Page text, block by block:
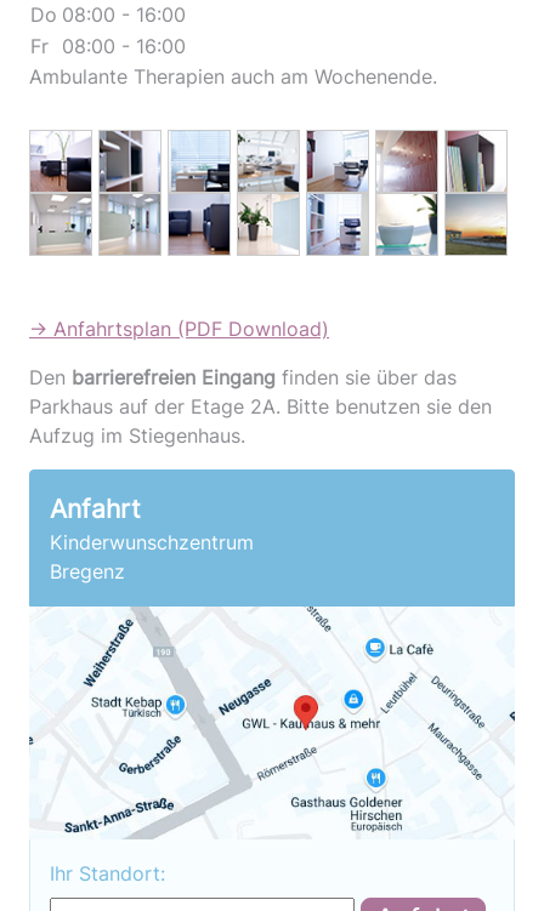
Do 08:00 - 16:00
Fr 08:00 - 16:00
Ambulante Therapien auch am Wochenende.
→ Anfahrtsplan (PDF Download)
Den barrierefreien Eingang finden sie über das
Parkhaus auf der Etage 2A. Bitte benutzen sie den
Aufzug im Stiegenhaus.
Anfahrt
Kinderwunschzentrum
Bregenz
Ihr Standort: